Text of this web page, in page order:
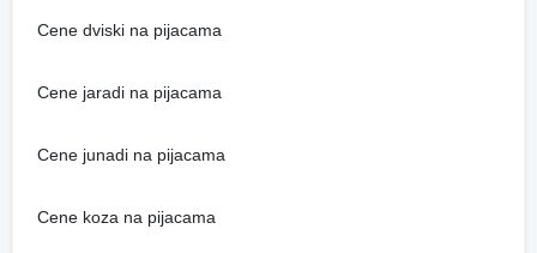
Cene dviski na pijacama
Cene jaradi na pijacama
Cene junadi na pijacama
Cene koza na pijacama